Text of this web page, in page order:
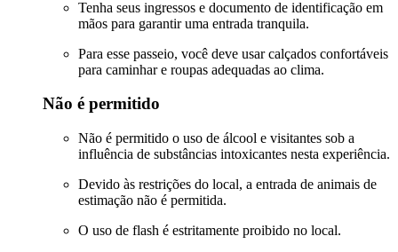
Tenha seus ingressos e documento de identificação em
mãos para garantir uma entrada tranquila.
Para esse passeio, você deve usar calçados confortáveis
para caminhar e roupas adequadas ao clima.
Não é permitido
Não é permitido o uso de álcool e visitantes sob a
influência de substâncias intoxicantes nesta experiência.
Devido às restrições do local, a entrada de animais de
estimação não é permitida.
O uso de flash é estritamente proibido no local.